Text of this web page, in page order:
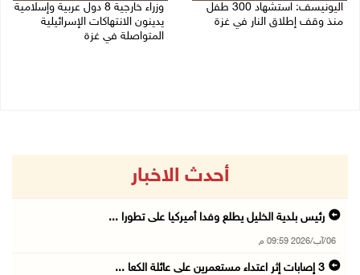
اليونيسف: استشهاد 300 طفل
منذ وقف إطلاق النار في غزة
وزراء خارجية 8 دول عربية وإسلامية
يدينون الانتهاكات الإسرائيلية
المتواصلة في غزة
أحدث الاخبار
رئيس بلدية الخليل يطلع وفدا أميركيا على تطورا ...
06/آب/2026 09:59 م